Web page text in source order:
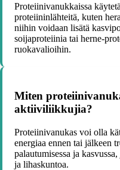
Proteiinivanukkaissa
proteiininlähteitä, kuten
niihin voidaan lisätä
soijaproteiinia tai herne-
ruokavalioihin.
Miten
aktiiviliikkujia?
Proteiinivanukas voi olla
energiaa ennen tai jälkeen
palautumisessa ja
ja lihaskuntoa.